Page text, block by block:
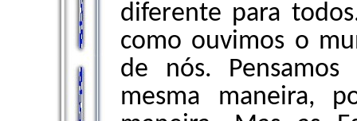
diferente para
como ouvimos o
de nós.
mesma maneira,